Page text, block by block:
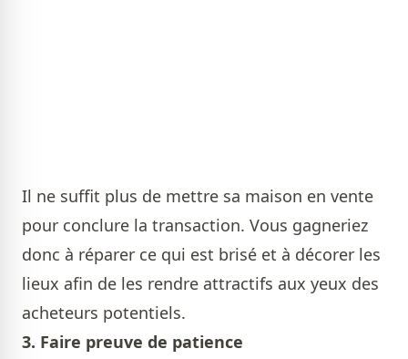
Il ne suffit plus de mettre sa maison en vente
pour conclure la transaction. Vous gagneriez
donc à réparer ce qui est brisé et à décorer les
lieux afin de les rendre attractifs aux yeux des
acheteurs potentiels.
3. Faire preuve de patience